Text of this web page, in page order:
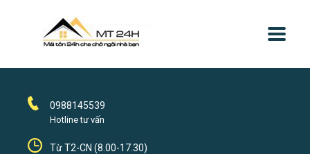
0988145539
Hotline tư vấn
Từ T2-CN (8.00-17.30)